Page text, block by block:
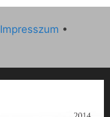
Impresszum •